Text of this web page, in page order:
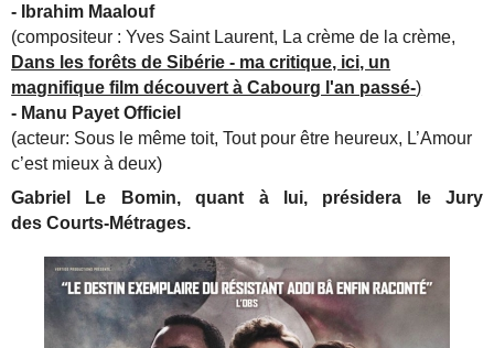
- Ibrahim Maalouf
(compositeur : Yves Saint Laurent, La crème de la crème,
Dans les forêts de Sibérie - ma critique, ici, un
magnifique film découvert à Cabourg l'an passé-)
- Manu Payet Officiel
(acteur: Sous le même toit, Tout pour être heureux, L’Amour
c’est mieux à deux)
Gabriel Le Bomin​, quant à lui, présidera le Jury
des Courts-Métrages.